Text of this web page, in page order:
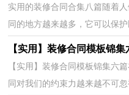
实用的装修合同合集八篇随着
同的地方越来越多，它可以保
同犯愁了吧，下面是小编精心
【实用】装修合同模板锦集
【实用】装修合同模板锦集六
同对我们的约束力越来越不可